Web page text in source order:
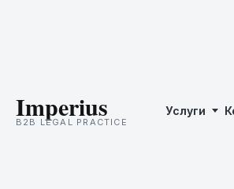
Imperius
B2B LEGAL PRACTICE
Услуги